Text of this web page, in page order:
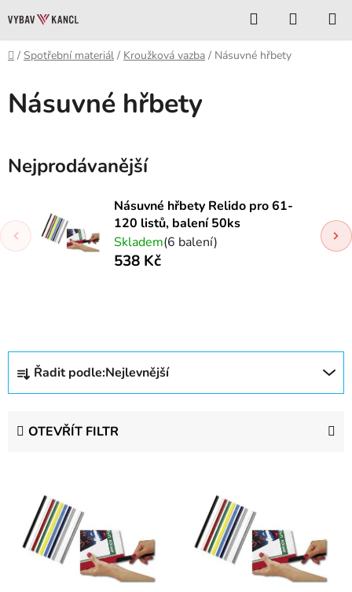
na
obsah
Hledat
KOŠÍK
Domů
/ Spotřební materiál / Kroužková vazba / Násuvné hřbety
Násuvné hřbety
Nejprodávanější
Násuvné hřbety Relido pro 61-
120 listů, balení 50ks
Skladem(6 balení)
538 Kč
Ř
z
n
Řadit podle:Nejlevnější
OTEVŘÍT FILTR